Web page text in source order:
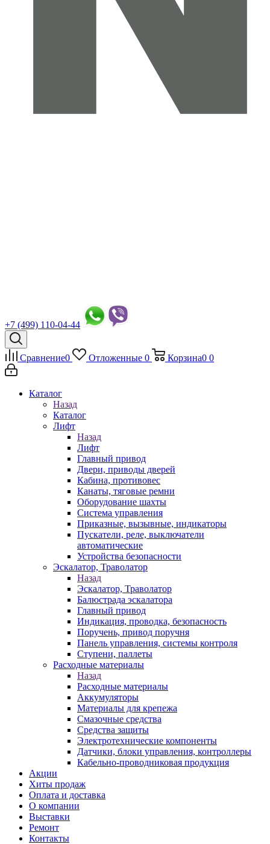
+7 (499) 110-04-44
Сравнение0 Отложенные 0 Корзина0 0
Каталог
Назад
Каталог
Лифт
Назад
Лифт
Главный привод
Двери, приводы дверей
Кабина, противовес
Канаты, тяговые ремни
Оборудование шахты
Система управления
Приказные, вызывные, индикаторы
Пускатели, реле, выключатели
автоматические
Устройства безопасности
Эскалатор, Траволатор
Назад
Эскалатор, Траволатор
Балюстрада эскалатора
Главный привод
Индикация, проводка, безопасность
Поручень, привод поручня
Панель управления, системы контроля
Ступени, паллеты
Расходные материалы
Назад
Расходные материалы
Аккумуляторы
Материалы для крепежа
Смазочные средства
Средства защиты
Электротехнические компоненты
Датчики, блоки управления, контроллеры
Кабельно-проводниковая продукция
Акции
Хиты продаж
Оплата и доставка
О компании
Выставки
Ремонт
Контакты